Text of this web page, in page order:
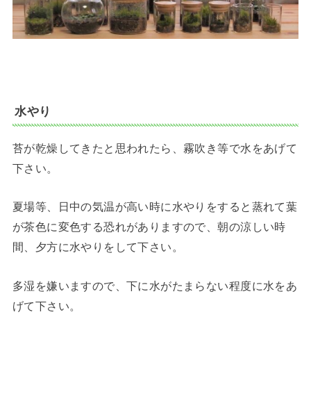
水やり
苔が乾燥してきたと思われたら、霧吹き等で水をあげて
下さい。
夏場等、日中の気温が高い時に水やりをすると蒸れて葉
が茶色に変色する恐れがありますので、朝の涼しい時
間、夕方に水やりをして下さい。
多湿を嫌いますので、下に水がたまらない程度に水をあ
げて下さい。